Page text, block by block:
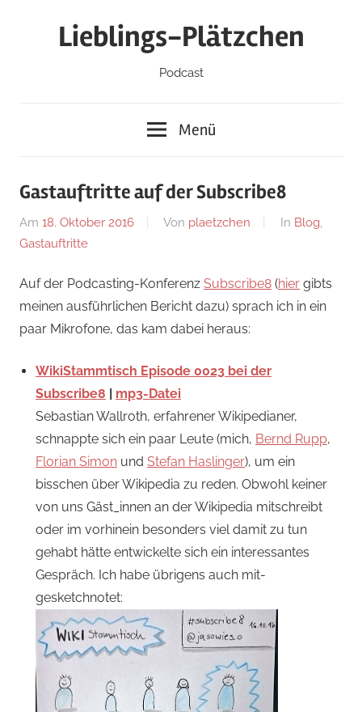
Lieblings-Plätzchen
Podcast
Menü
Gastauftritte auf der Subscribe8
Am 18. Oktober 2016 Von plaetzchen In Blog,
Gastauftritte
Auf der Podcasting-Konferenz Subscribe8 (hier gibts
meinen ausführlichen Bericht dazu) sprach ich in ein
paar Mikrofone, das kam dabei heraus:
WikiStammtisch Episode 0023 bei der
Subscribe8
mp3-Datei
Sebastian Wallroth, erfahrener Wikipedianer,
schnappte sich ein paar Leute (mich, Bernd Rupp,
Florian Simon und Stefan Haslinger), um ein
bisschen über Wikipedia zu reden. Obwohl keiner
von uns Gäst_innen an der Wikipedia mitschreibt
oder im vorhinein besonders viel damit zu tun
gehabt hätte entwickelte sich ein interessantes
Gespräch. Ich habe übrigens auch mit-
gesketchnotet: